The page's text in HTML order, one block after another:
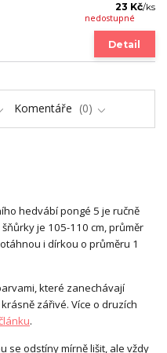
23 Kč/ks
nedostupné
Detail
Komentáře 0
hedvábí pongé 5 je ručně
je 105-110 cm, průměr
i dírkou o průměru 1
které zanechávají
zářivé. Více o druzích
.
se odstíny mírně lišit, ale vždy